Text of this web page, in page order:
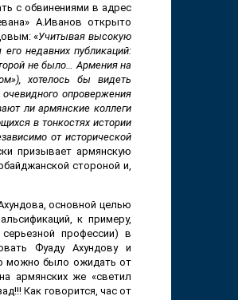
с обвинениями в адрес
А.Иванов открыто
«Учитывая высокую
недавних публикаций:
не было… Армения на
хотелось бы видеть
опровержения
ли армянские коллеги
в тонкостях истории
от исторической
призывает армянскую
стороной и,
основной целью
к примеру,
профессии) в
Фуаду Ахундову и
можно было ожидать от
армянских же «светил
Как говорится, час от